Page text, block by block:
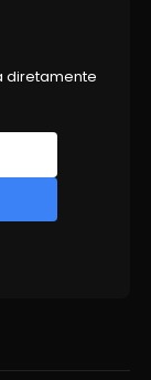
diretamente